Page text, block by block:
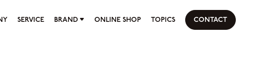
SERVICE BRAND ONLINE SHOP TOPICS CONTACT